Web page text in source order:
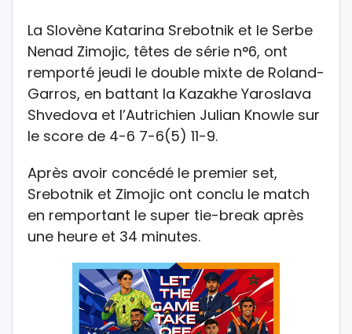
La Slovène Katarina Srebotnik et le Serbe
Nenad Zimojic, têtes de série n°6, ont
remporté jeudi le double mixte de Roland-
Garros, en battant la Kazakhe Yaroslava
Shvedova et l’Autrichien Julian Knowle sur
le score de 4-6 7-6(5) 11-9.
Après avoir concédé le premier set,
Srebotnik et Zimojic ont conclu le match
en remportant le super tie-break après
une heure et 34 minutes.